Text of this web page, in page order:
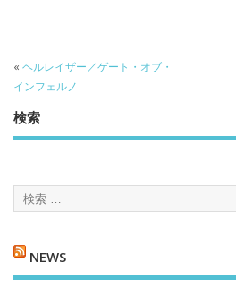
« ヘルレイザー／ゲート・オブ・
インフェルノ
検索
NEWS